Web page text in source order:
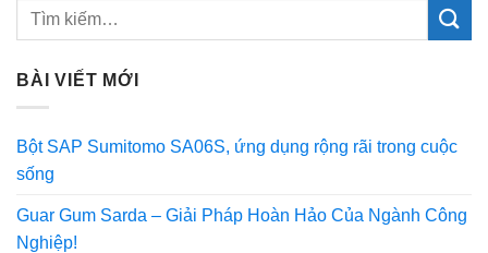
BÀI VIẾT MỚI
Bột SAP Sumitomo SA06S, ứng dụng rộng rãi trong cuộc
sống
Guar Gum Sarda – Giải Pháp Hoàn Hảo Của Ngành Công
Nghiệp!